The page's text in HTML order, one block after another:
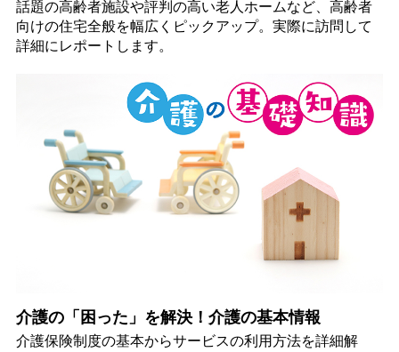
話題の高齢者施設や評判の高い老人ホームなど、高齢者
向けの住宅全般を幅広くピックアップ。実際に訪問して
詳細にレポートします。
介護の「困った」を解決！介護の基本情報
介護保険制度の基本からサービスの利用方法を詳細解